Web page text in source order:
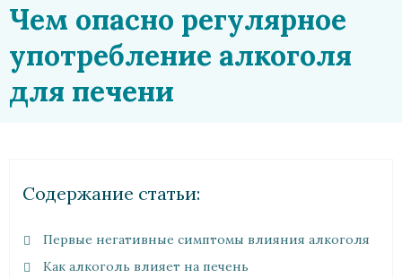
Чем опасно регулярное
употребление алкоголя
для печени
Cодержание статьи:
Первые негативные симптомы влияния алкоголя
Как алкоголь влияет на печень